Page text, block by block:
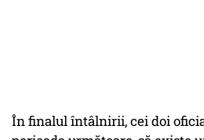
În finalul întâlnirii, cei doi